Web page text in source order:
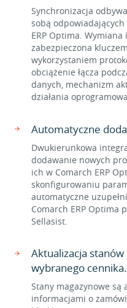
Synchronizacja
sobą
ERP Optima.
zabezpieczona
wykorzystaniem
obciążenie łącza
danych, mechanizm
działania
Automatyczne
Dwukierunkowa
dodawanie nowych
ich w Comarch ERP
skonfigurowaniu
automatyczne
Comarch ERP Optima
Sellasist.
Aktualizacja
wybranego cennika.
Stany magazynowe są
informacjami o